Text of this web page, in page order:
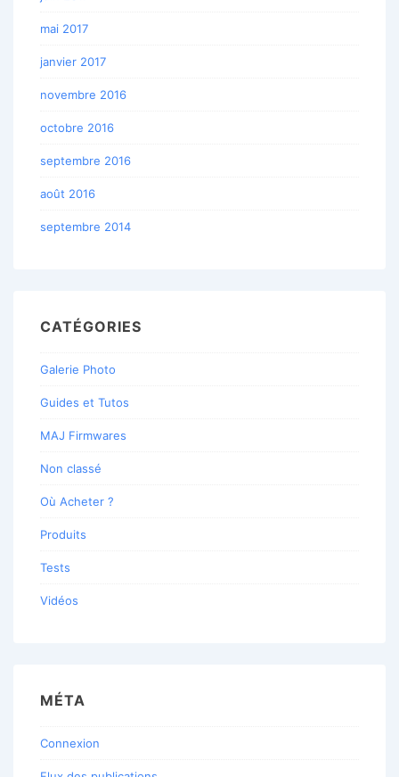
mai 2017
janvier 2017
novembre 2016
octobre 2016
septembre 2016
août 2016
septembre 2014
CATÉGORIES
Galerie Photo
Guides et Tutos
MAJ Firmwares
Non classé
Où Acheter ?
Produits
Tests
Vidéos
MÉTA
Connexion